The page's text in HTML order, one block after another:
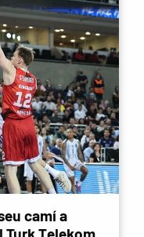
camí a
Turk Telekom